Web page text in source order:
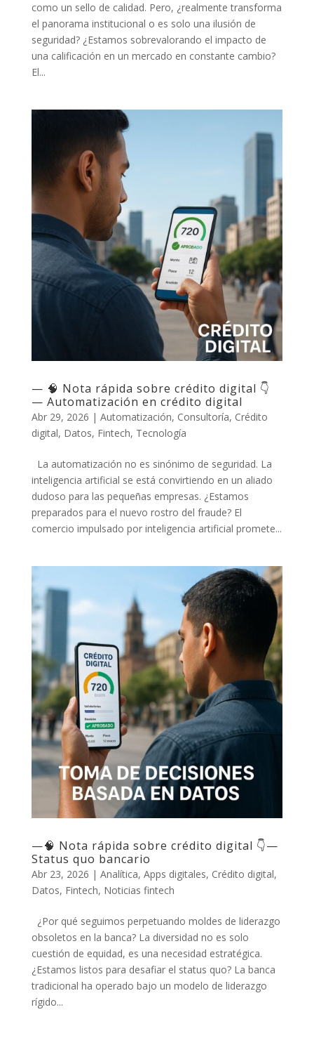
como un sello de calidad. Pero, ¿realmente transforma
el panorama institucional o es solo una ilusión de
seguridad? ¿Estamos sobrevalorando el impacto de
una calificación en un mercado en constante cambio?
El...
— 🧠 Nota rápida sobre crédito digital 👇
— Automatización en crédito digital
Abr 29, 2026 | Automatización, Consultoría, Crédito
digital, Datos, Fintech, Tecnología
La automatización no es sinónimo de seguridad. La
inteligencia artificial se está convirtiendo en un aliado
dudoso para las pequeñas empresas. ¿Estamos
preparados para el nuevo rostro del fraude? El
comercio impulsado por inteligencia artificial promete...
—🧠 Nota rápida sobre crédito digital 👇—
Status quo bancario
Abr 23, 2026 | Analítica, Apps digitales, Crédito digital,
Datos, Fintech, Noticias fintech
¿Por qué seguimos perpetuando moldes de liderazgo
obsoletos en la banca? La diversidad no es solo
cuestión de equidad, es una necesidad estratégica.
¿Estamos listos para desafiar el status quo? La banca
tradicional ha operado bajo un modelo de liderazgo
rígido...